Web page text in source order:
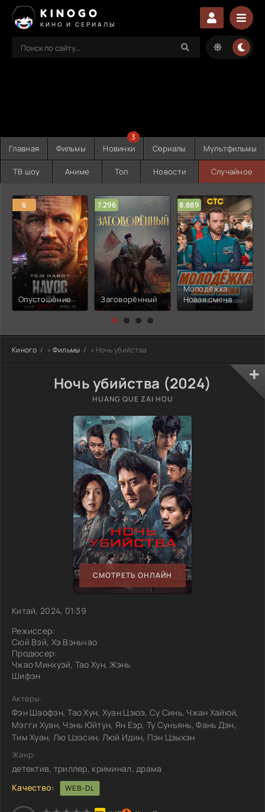
KINOGO
КИНО И СЕРИАЛЫ
Главная Фильмы Новинки
3
Сериалы Мультфильмы
ТВ шоу Аниме Топ Новости Случайное
6
Опустошение
7.296
Заговорённый
8.889
Молодёжка:
Новая смена
Киного » Фильмы » Ночь убийства
Ночь убийства (2024)
HUANG QUE ZAI HOU
СМОТРЕТЬ ОНЛАЙН
Китай, 2024, 01:39
Режиссер:
Сюй Вэй, Хэ Вэньчао
Продюсер:
Чжао Минхуэй, Тао Хун, Жэнь
Шифэн
Актеры:
Фэн Шаофэн, Тао Хун, Хуан Цзюэ, Су Синь, Чжан Хайюй,
Мэгги Хуан, Чэнь Юйтун, Ян Еэр, Ту Сунъянь, Фань Дэн,
Тим Хуан, Лю Цзэсин, Люй Идин, Пэн Цзыхэн
Жанр:
детектив, триллер, криминал, драма
Качество:
WEB-DL